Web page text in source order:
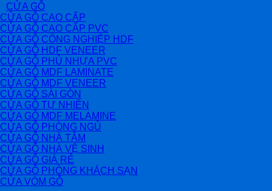
CỬA GỖ
CỬA GỖ CAO CẤP
CỬA GỖ CAO CẤP PVC
CỬA GỖ CÔNG NGHIỆP HDF
CỬA GỖ HDF VENEER
CỬA GỖ PHỦ NHỰA PVC
CỬA GỖ MDF LAMINATE
CỬA GỖ MDF VENEER
CỬA GỖ SÀI GÒN
CỬA GỖ TỰ NHIÊN
CỬA GỖ MDF MELAMINE
CỬA GỖ PHÒNG NGỦ
CỬA GỖ NHÀ TẮM
CỬA GỖ NHÀ VỆ SINH
CỬA GỖ GIÁ RẺ
CỬA GỖ PHÒNG KHÁCH SẠN
CỬA VÒM GỖ